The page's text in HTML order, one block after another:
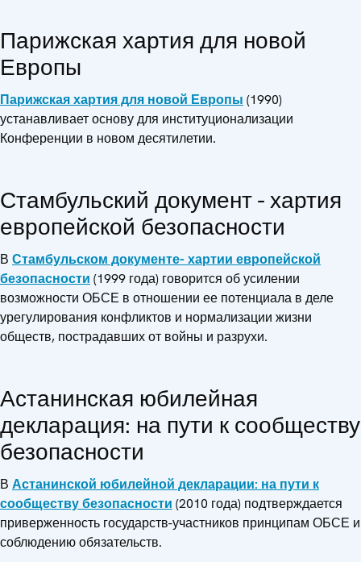
Парижская хартия для новой
Европы
Парижская хартия для новой Европы (1990)
устанавливает основу для институционализации
Конференции в новом десятилетии.
Стамбульский документ - хартия
европейской безопасности
В Стамбульском документе- хартии европейской
безопасности (1999 года) говорится об усилении
возможности ОБСЕ в отношении ее потенциала в деле
урегулирования конфликтов и нормализации жизни
обществ, пострадавших от войны и разрухи.
Астанинская юбилейная
декларация: на пути к сообществу
безопасности
В Астанинской юбилейной декларации: на пути к
сообществу безопасности (2010 года) подтверждается
приверженность государств-участников принципам ОБСЕ и
соблюдению обязательств.